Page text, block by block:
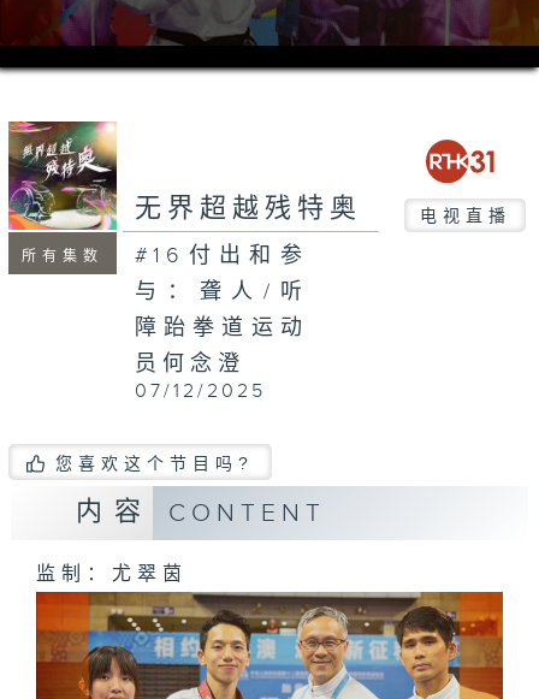
seconds
minutes,
7
seconds
所有集数
无界超越残特奥 电视直播
#16付出和参
与：聋人/听
障跆拳道运动
员何念澄
07/12/2025
您喜欢这个节目吗?
内容 CONTENT
监制：尤翠茵